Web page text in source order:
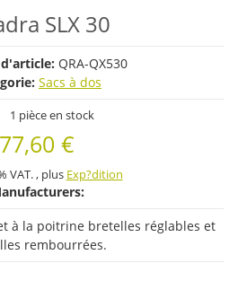
SLX 30
QRA-QX530
Sacs à dos
1 pièce en stock
77,60 €
VAT. , plus Exp?dition
à la poitrine bretelles réglables et
rembourrées.